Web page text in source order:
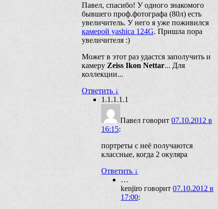
Павел, спасибо! У одного знакомого
бывшего проф.фотографа (80л) есть
увеличитель. У него я уже поживился
камерой yashica 124G. Пришла пора
увеличителя :)
Может в этот раз удастся заполучить и
камеру Zeiss Ikon Nettar... Для
коллекции...
Ответить ↓
1.1.1.1.1
Павел говорит 07.10.2012 в
16:15:
портреты с неё получаются
классные, когда 2 окуляра
Ответить ↓
…
kenjiro говорит 07.10.2012 в
17:00: